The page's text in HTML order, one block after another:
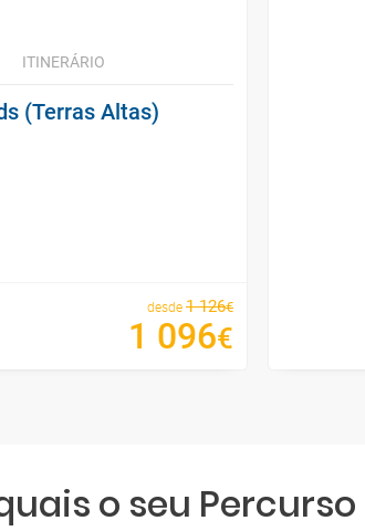
ITINERÁRIO
(Terras Altas)
desde 1 126€
1 096€
o seu